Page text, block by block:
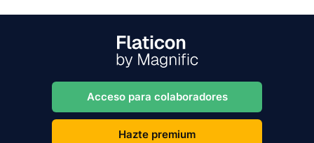
Acceso para colaboradores
Hazte premium